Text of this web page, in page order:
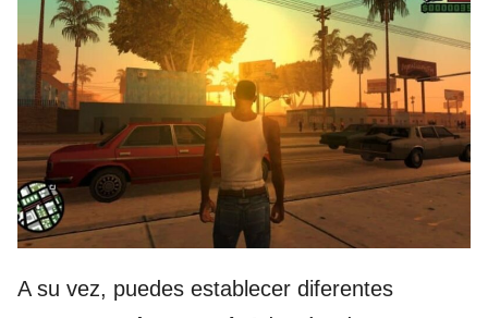
A su vez, puedes establecer diferentes